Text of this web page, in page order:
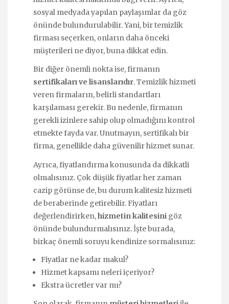
sosyal medyada yapılan paylaşımlar da göz
önünde bulundurulabilir. Yani, bir temizlik
firması seçerken, onların daha önceki
müşterileri ne diyor, buna dikkat edin.
Bir diğer önemli nokta ise, firmanın
sertifikaları ve lisanslarıdır. Temizlik hizmeti
veren firmaların, belirli standartları
karşılaması gerekir. Bu nedenle, firmanın
gerekli izinlere sahip olup olmadığını kontrol
etmekte fayda var. Unutmayın, sertifikalı bir
firma, genellikle daha güvenilir hizmet sunar.
Ayrıca, fiyatlandırma konusunda da dikkatli
olmalısınız. Çok düşük fiyatlar her zaman
cazip görünse de, bu durum kalitesiz hizmeti
de beraberinde getirebilir. Fiyatları
değerlendirirken,hizmetin kalitesini göz
önünde bulundurmalısınız. İşte burada,
birkaç önemli soruyu kendinize sormalısınız:
Fiyatlar ne kadar makul?
Hizmet kapsamı neleri içeriyor?
Ekstra ücretler var mı?